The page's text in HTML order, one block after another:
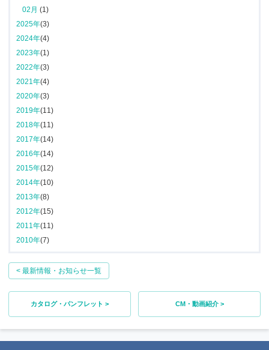
02月 (1)
2025年(3)
2024年(4)
2023年(1)
2022年(3)
2021年(4)
2020年(3)
2019年(11)
2018年(11)
2017年(14)
2016年(14)
2015年(12)
2014年(10)
2013年(8)
2012年(15)
2011年(11)
2010年(7)
< 最新情報・お知らせ一覧
カタログ・パンフレット > CM・動画紹介 >